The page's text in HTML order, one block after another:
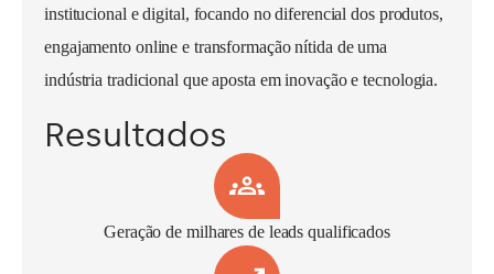
institucional e digital, focando no diferencial dos produtos,
engajamento online e transformação nítida de uma
indústria tradicional que aposta em inovação e tecnologia.
Resultados
Geração de milhares de leads qualificados